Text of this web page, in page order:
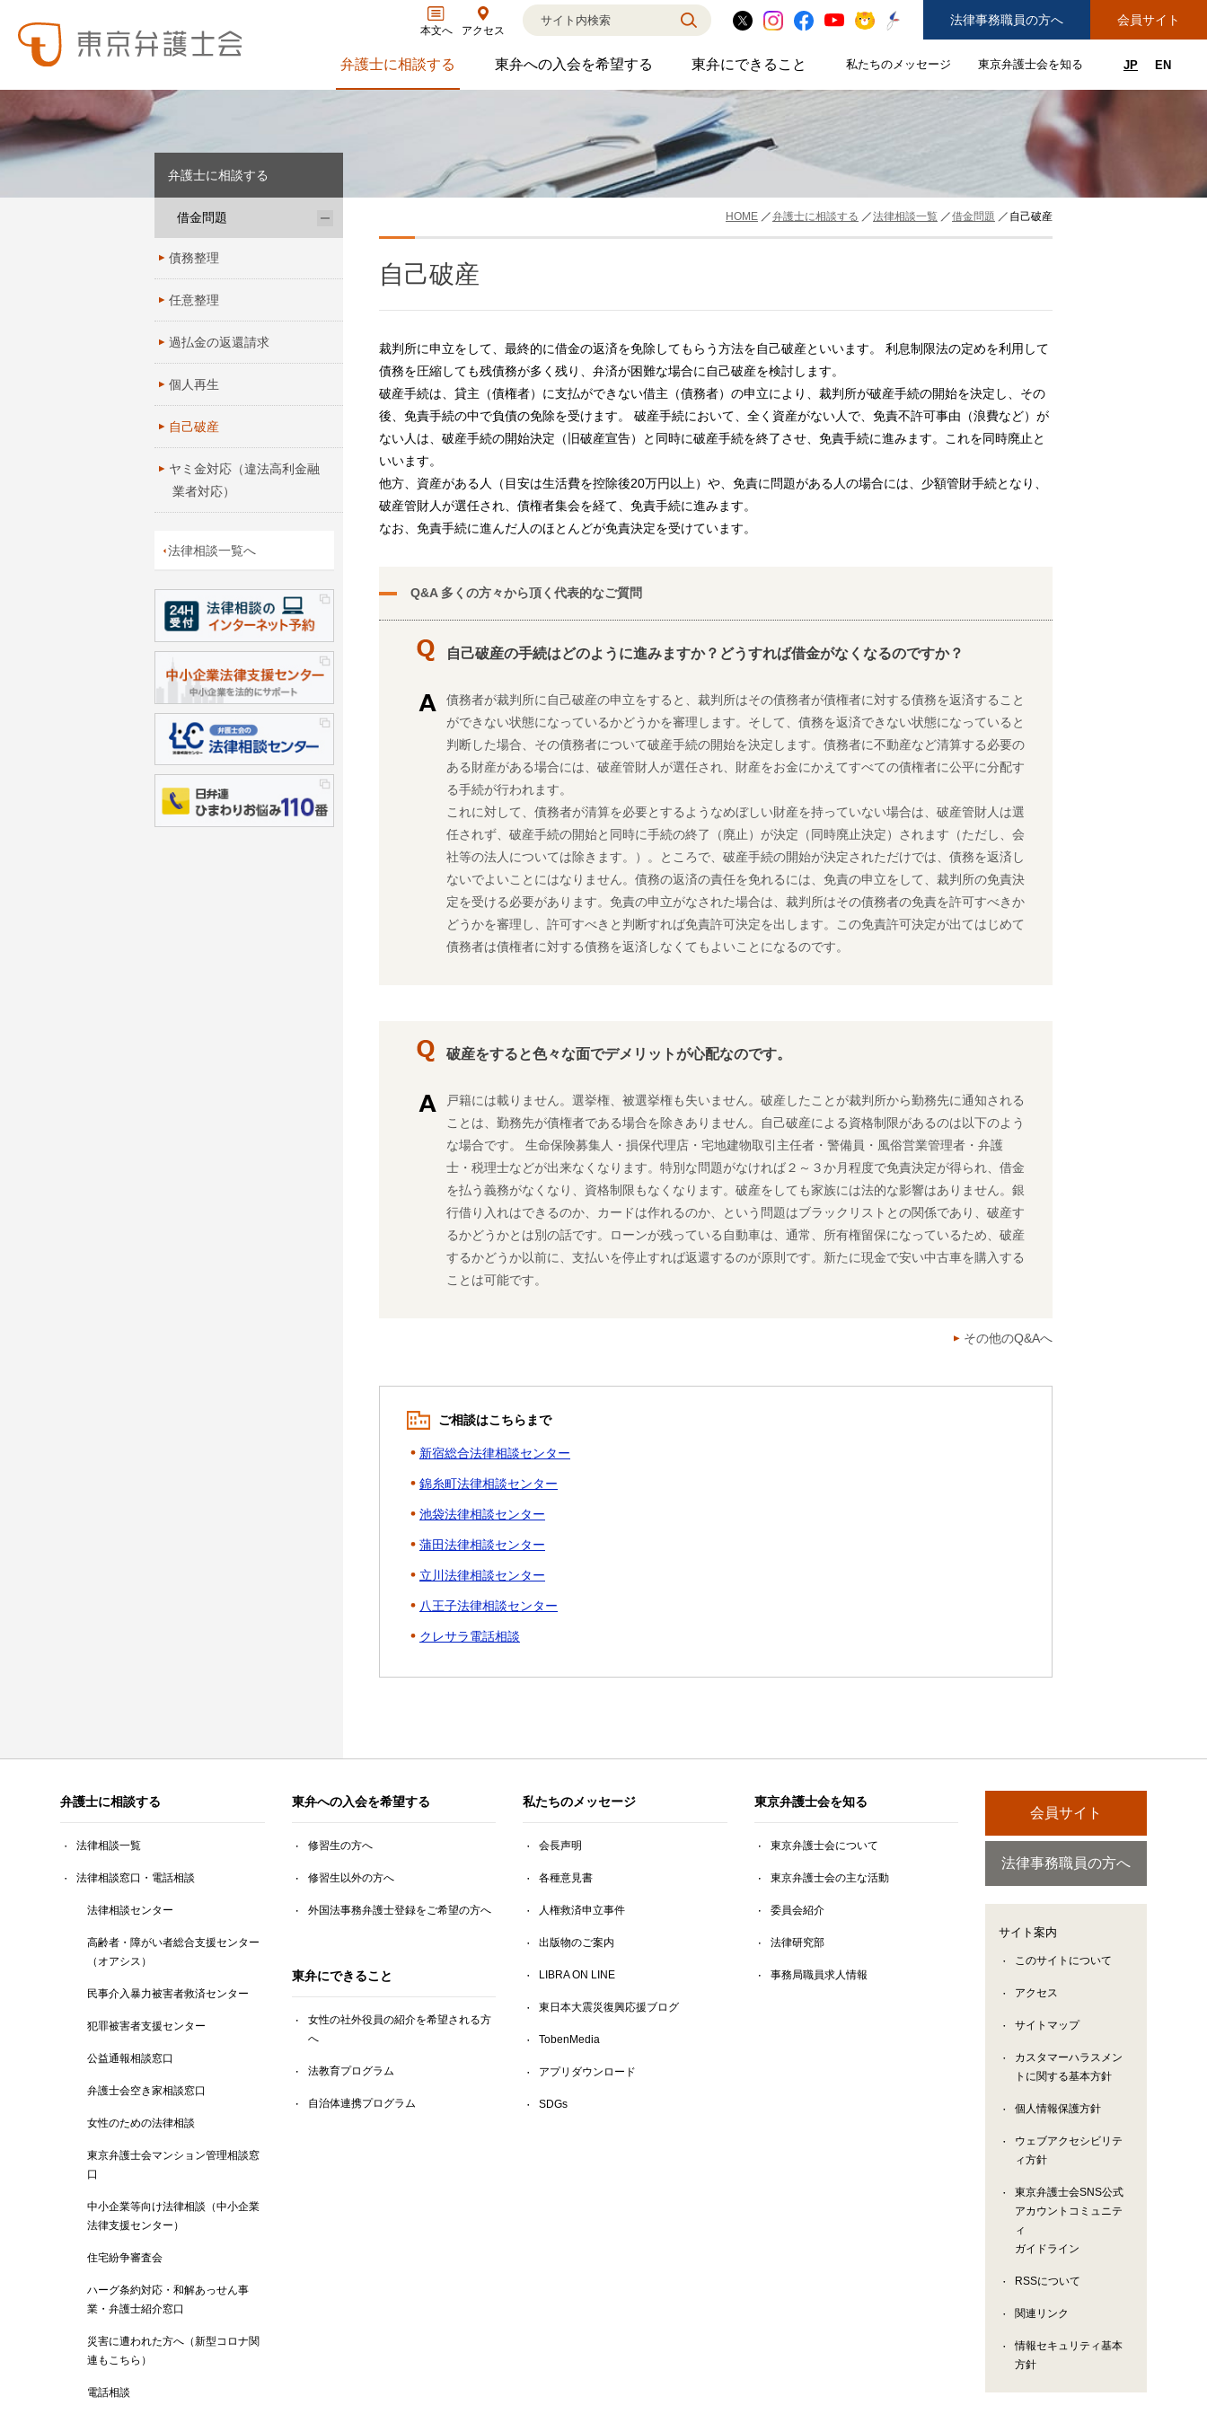
本文へ アクセス
法律事務職員の方へ 会員サイト
弁護士に相談する弁護士に相談するのサブメニューを開閉
東弁への入会を希望する東弁への入会を希望するのサブメニューを開閉
東弁にできること東弁にできることのサブメニューを開閉
私たちのメッセージ私たちのメッセージのサブメニューを開閉
東京弁護士会を知る東京弁護士会を知るのサブメニ
JP EN
HOME 弁護士に相談する 法律相談一覧 借金問題 自己破産
自己破産
裁判所に申立をして、最終的に借金の返済を免除してもらう方法を自己破産といいます。 利息制限法の定めを利用して
債務を圧縮しても残債務が多く残り、弁済が困難な場合に自己破産を検討します。
破産手続は、貸主（債権者）に支払ができない借主（債務者）の申立により、裁判所が破産手続の開始を決定し、その
後、免責手続の中で負債の免除を受けます。 破産手続において、全く資産がない人で、免責不許可事由（浪費など）が
ない人は、破産手続の開始決定（旧破産宣告）と同時に破産手続を終了させ、免責手続に進みます。これを同時廃止と
いいます。
他方、資産がある人（目安は生活費を控除後20万円以上）や、免責に問題がある人の場合には、少額管財手続となり、
破産管財人が選任され、債権者集会を経て、免責手続に進みます。
なお、免責手続に進んだ人のほとんどが免責決定を受けています。
Q&A 多くの方々から頂く代表的なご質問
自己破産の手続はどのように進みますか？どうすれば借金がなくなるのですか？
債務者が裁判所に自己破産の申立をすると、裁判所はその債務者が債権者に対する債務を返済すること
ができない状態になっているかどうかを審理します。そして、債務を返済できない状態になっていると
判断した場合、その債務者について破産手続の開始を決定します。債務者に不動産など清算する必要の
ある財産がある場合には、破産管財人が選任され、財産をお金にかえてすべての債権者に公平に分配す
る手続が行われます。
これに対して、債務者が清算を必要とするようなめぼしい財産を持っていない場合は、破産管財人は選
任されず、破産手続の開始と同時に手続の終了（廃止）が決定（同時廃止決定）されます（ただし、会
社等の法人については除きます。）。ところで、破産手続の開始が決定されただけでは、債務を返済し
ないでよいことにはなりません。債務の返済の責任を免れるには、免責の申立をして、裁判所の免責決
定を受ける必要があります。免責の申立がなされた場合は、裁判所はその債務者の免責を許可すべきか
どうかを審理し、許可すべきと判断すれば免責許可決定を出します。この免責許可決定が出てはじめて
債務者は債権者に対する債務を返済しなくてもよいことになるのです。
破産をすると色々な面でデメリットが心配なのです。
戸籍には載りません。選挙権、被選挙権も失いません。破産したことが裁判所から勤務先に通知される
ことは、勤務先が債権者である場合を除きありません。自己破産による資格制限があるのは以下のよう
な場合です。 生命保険募集人・損保代理店・宅地建物取引主任者・警備員・風俗営業管理者・弁護
士・税理士などが出来なくなります。特別な問題がなければ２～３か月程度で免責決定が得られ、借金
を払う義務がなくなり、資格制限もなくなります。破産をしても家族には法的な影響はありません。銀
行借り入れはできるのか、カードは作れるのか、という問題はブラックリストとの関係であり、破産す
るかどうかとは別の話です。ローンが残っている自動車は、通常、所有権留保になっているため、破産
するかどうか以前に、支払いを停止すれば返還するのが原則です。新たに現金で安い中古車を購入する
ことは可能です。
その他のQ&Aへ
ご相談はこちらまで
新宿総合法律相談センター
錦糸町法律相談センター
池袋法律相談センター
蒲田法律相談センター
立川法律相談センター
八王子法律相談センター
クレサラ電話相談
弁護士に相談する
借金問題
債務整理
任意整理
過払金の返還請求
個人再生
自己破産
ヤミ金対応（違法高利金融
業者対応）
法律相談一覧へ
弁護士に相談する
法律相談一覧
法律相談窓口・電話相談
法律相談センター
高齢者・障がい者総合支援センター
（オアシス）
民事介入暴力被害者救済センター
犯罪被害者支援センター
公益通報相談窓口
弁護士会空き家相談窓口
女性のための法律相談
東京弁護士会マンション管理相談窓
口
中小企業等向け法律相談（中小企業
法律支援センター）
住宅紛争審査会
ハーグ条約対応・和解あっせん事
業・弁護士紹介窓口
災害に遭われた方へ（新型コロナ関
連もこちら）
電話相談
東弁への入会を希望する
修習生の方へ
修習生以外の方へ
外国法事務弁護士登録をご希望の方へ
東弁にできること
女性の社外役員の紹介を希望される方
へ
法教育プログラム
自治体連携プログラム
私たちのメッセージ
会長声明
各種意見書
人権救済申立事件
出版物のご案内
LIBRA ON LINE
東日本大震災復興応援ブログ
TobenMedia
アプリダウンロード
SDGs
東京弁護士会を知る
東京弁護士会について
東京弁護士会の主な活動
委員会紹介
法律研究部
事務局職員求人情報
会員サイト
法律事務職員の方へ
サイト案内
このサイトについて
アクセス
サイトマップ
カスタマーハラスメン
トに関する基本方針
個人情報保護方針
ウェブアクセシビリテ
ィ方針
東京弁護士会SNS公式
アカウントコミュニテ
ィ
ガイドライン
RSSについて
関連リンク
情報セキュリティ基本
方針